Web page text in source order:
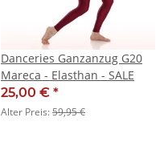
Danceries Ganzanzug G20
Mareca - Elasthan - SALE
25,00 € *
Alter Preis:59,95 €